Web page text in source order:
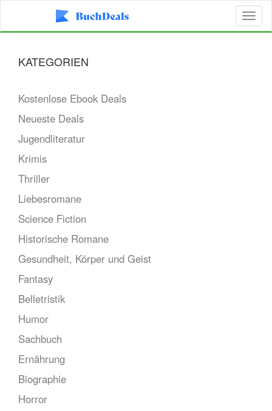
KATEGORIEN
Kostenlose Ebook Deals
Neueste Deals
Jugendliteratur
Krimis
Thriller
Liebesromane
Science Fiction
Historische Romane
Gesundheit, Körper und Geist
Fantasy
Belletristik
Humor
Sachbuch
Ernährung
Biographie
Horror